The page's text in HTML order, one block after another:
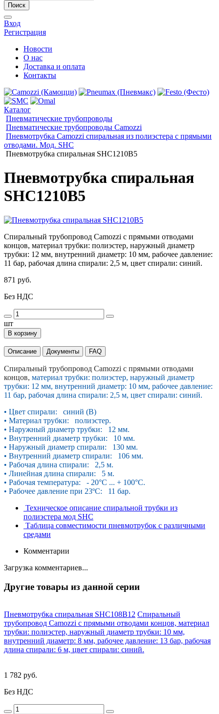
Поиск
Вход
Регистрация
Новости
О нас
Доставка и оплата
Контакты
Каталог
Пневматические трубопроводы
Пневматические трубопроводы Camozzi
Пневмотрубка Camozzi спиральная из полиэстера с прямыми
отводами. Мод. SHC
Пневмотрубка спиральная SHC1210B5
Пневмотрубка спиральная
SHC1210B5
Спиральный трубопровод Camozzi с прямыми отводами
концов, материал трубки: полиэстер, наружный диаметр
трубки: 12 мм, внутренний диаметр: 10 мм, рабочее давление:
11 бар, рабочая длина спирали: 2,5 м, цвет спирали: синий.
871 руб.
Без НДС
шт
В корзину
Описание Документы FAQ
Спиральный трубопровод Camozzi с прямыми отводами
концов, материал трубки: полиэстер, наружный диаметр
трубки: 12 мм, внутренний диаметр: 10 мм, рабочее давление:
11 бар, рабочая длина спирали: 2,5 м, цвет спирали: синий.
• Цвет спирали: синий (B)
• Материал трубки: полиэстер.
• Наружный диаметр трубки: 12 мм.
• Внутренний диаметр трубки: 10 мм.
• Наружный диаметр спирали: 130 мм.
• Внутренний диаметр спирали: 106 мм.
• Рабочая длина спирали: 2,5 м.
• Линейная длина спирали: 5 м.
• Рабочая температура: - 20°С ... + 100°С.
• Рабочее давление при 23ºС: 11 бар.
Техническое описание спиральной трубки из
полиэстера мод SHC
Таблица совместимости пневмотрубок с различными
средами
Комментарии
Загрузка комментариев...
Другие товары из данной серии
Пневмотрубка спиральная SHC108B12 Спиральный
трубопровод Camozzi с прямыми отводами концов, материал
трубки: полиэстер, наружный диаметр трубки: 10 мм,
внутренний диаметр: 8 мм, рабочее давление: 13 бар, рабочая
длина спирали: 6 м, цвет спирали: синий.
1 782 руб.
Без НДС